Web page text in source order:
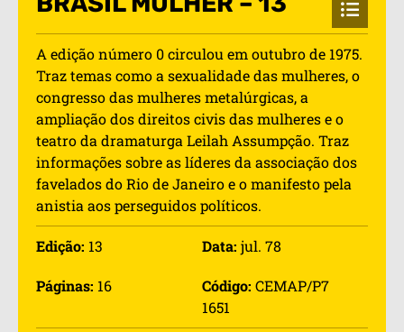
A edição número 0 circulou em outubro de 1975.
Traz temas como a sexualidade das mulheres, o
congresso das mulheres metalúrgicas, a
ampliação dos direitos civis das mulheres e o
teatro da dramaturga Leilah Assumpção. Traz
informações sobre as líderes da associação dos
favelados do Rio de Janeiro e o manifesto pela
anistia aos perseguidos políticos.
Edição: 13 Data: jul. 78
Páginas: 16 Código: CEMAP/P7
1651